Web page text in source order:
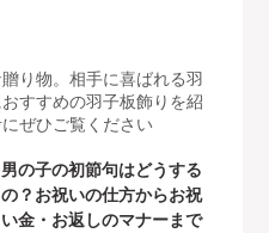
り物。相手に喜ばれる羽
すすめの羽子板飾りを紹
ぜひご覧ください
男の子の初節句はどうする
の？お祝いの仕方からお祝
い金・お返しのマナーまで